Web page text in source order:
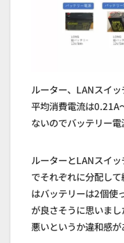
ルーター、LANスイ
平均消費電流は0.21A
ないのでバッテリー電
ルーターとLANスイ
でそれぞれに分配し
はバッテリーは2個使
が良さそうに思いま
悪いというか違和感が